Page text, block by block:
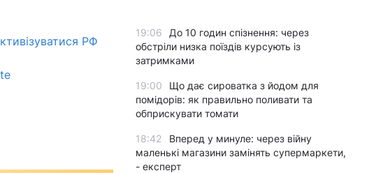
РФ
19:06
До 10 годин спізнення: через
обстріли низка поїздів курсують із
затримками
19:00
Що дає сироватка з йодом для
помідорів: як правильно поливати та
обприскувати томати
18:42
Вперед у минуле: через війну
маленькі магазини замінять супермаркети,
- експерт